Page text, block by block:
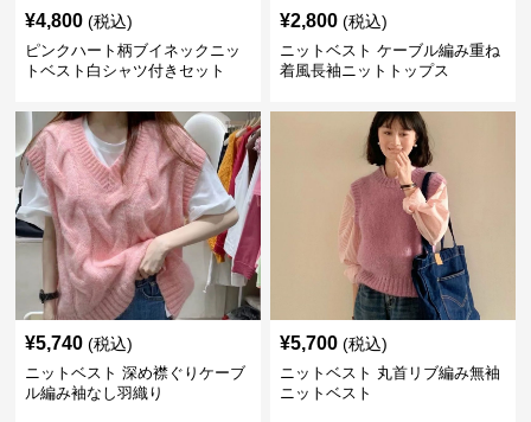
¥4,800 (税込)
ピンクハート柄ブイネックニッ
トベスト白シャツ付きセット
¥2,800 (税込)
ニットベスト ケーブル編み重ね
着風長袖ニットトップス
¥5,740 (税込)
ニットベスト 深め襟ぐりケーブ
ル編み袖なし羽織り
¥5,700 (税込)
ニットベスト 丸首リブ編み無袖
ニットベスト